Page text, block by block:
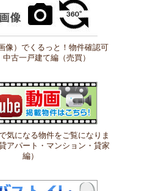
像）でくるっと！物件確認可
古一戸建て編（売買）
気になる物件をご覧になりま
アパート・マンション・貸家
編）